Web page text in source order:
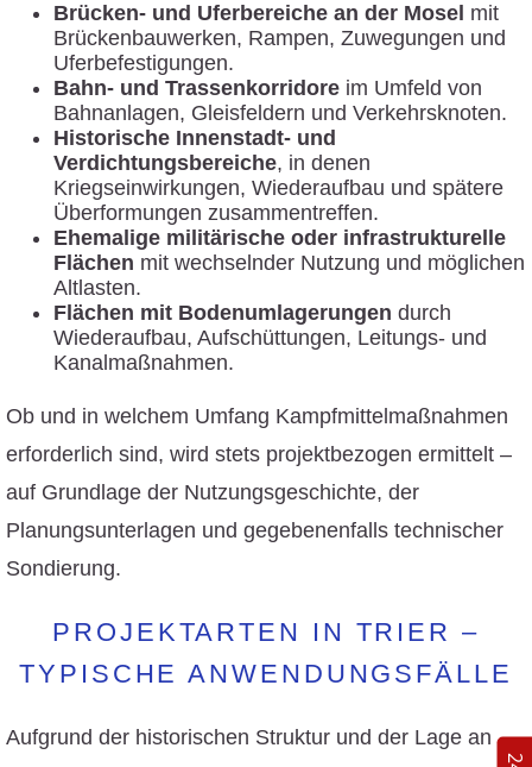
Brücken- und Uferbereiche an der Mosel mit
Brückenbauwerken, Rampen, Zuwegungen und
Uferbefestigungen.
Bahn- und Trassenkorridore im Umfeld von
Bahnanlagen, Gleisfeldern und Verkehrsknoten.
Historische Innenstadt- und
Verdichtungsbereiche, in denen
Kriegseinwirkungen, Wiederaufbau und spätere
Überformungen zusammentreffen.
Ehemalige militärische oder infrastrukturelle
Flächen mit wechselnder Nutzung und möglichen
Altlasten.
Flächen mit Bodenumlagerungen durch
Wiederaufbau, Aufschüttungen, Leitungs- und
Kanalmaßnahmen.
Ob und in welchem Umfang Kampfmittelmaßnahmen
erforderlich sind, wird stets projektbezogen ermittelt –
auf Grundlage der Nutzungsgeschichte, der
Planungsunterlagen und gegebenenfalls technischer
Sondierung.
PROJEKTARTEN IN TRIER –
TYPISCHE ANWENDUNGSFÄLLE
Aufgrund der historischen Struktur und der Lage an